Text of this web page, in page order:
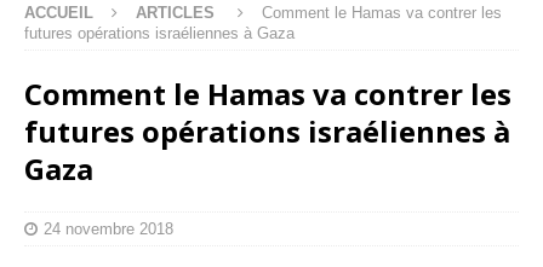
ACCUEIL ARTICLES
Comment le Hamas va contrer les
futures opérations israéliennes à Gaza
Comment le Hamas va contrer les
futures opérations israéliennes à
Gaza
24 novembre 2018